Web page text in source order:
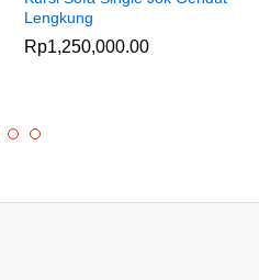
Lengkung
Rp1,250,000.00